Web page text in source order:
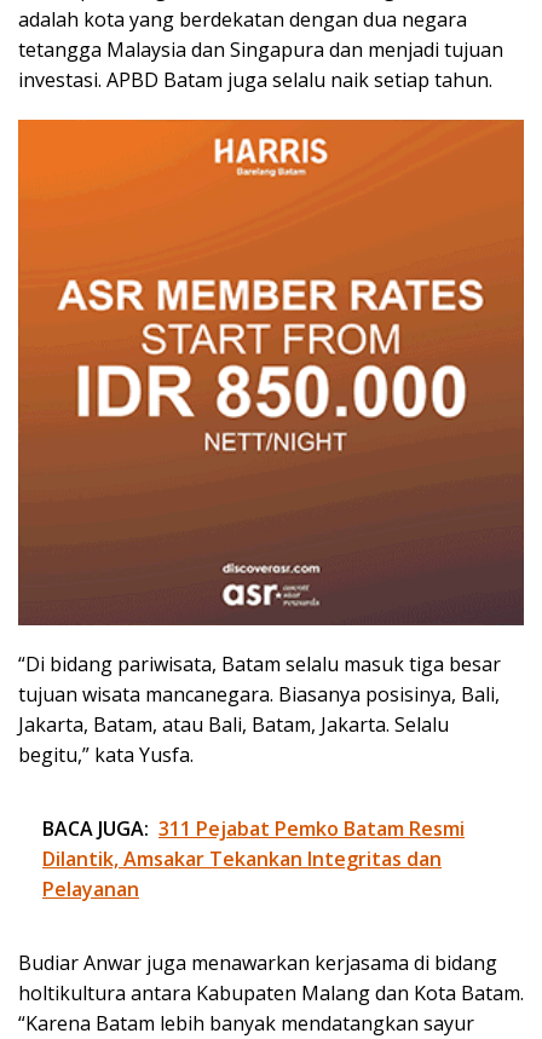
adalah kota yang berdekatan dengan dua negara
tetangga Malaysia dan Singapura dan menjadi tujuan
investasi. APBD Batam juga selalu naik setiap tahun.
“Di bidang pariwisata, Batam selalu masuk tiga besar
tujuan wisata mancanegara. Biasanya posisinya, Bali,
Jakarta, Batam, atau Bali, Batam, Jakarta. Selalu
begitu,” kata Yusfa.
BACA JUGA: 311 Pejabat Pemko Batam Resmi
Dilantik, Amsakar Tekankan Integritas dan
Pelayanan
Budiar Anwar juga menawarkan kerjasama di bidang
holtikultura antara Kabupaten Malang dan Kota Batam.
“Karena Batam lebih banyak mendatangkan sayur